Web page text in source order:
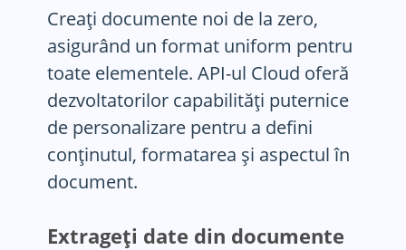
Creați documente noi de la zero,
asigurând un format uniform pentru
toate elementele. API-ul Cloud oferă
dezvoltatorilor capabilități puternice
de personalizare pentru a defini
conținutul, formatarea și aspectul în
document.
Extrageți date din documente